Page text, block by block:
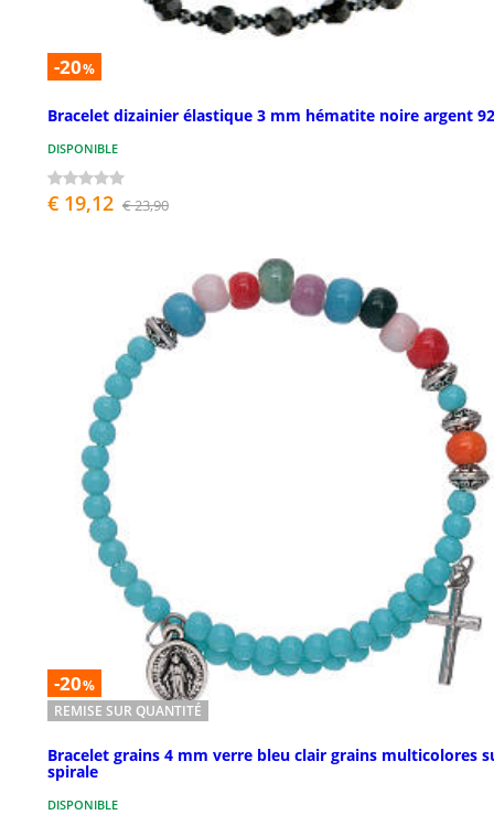
-20%
Bracelet dizainier élastique 3 mm hématite noire argent
DISPONIBLE
€ 19,12 € 23,90
-20%
REMISE SUR QUANTITÉ
Bracelet grains 4 mm verre bleu clair grains multicolores
spirale
DISPONIBLE